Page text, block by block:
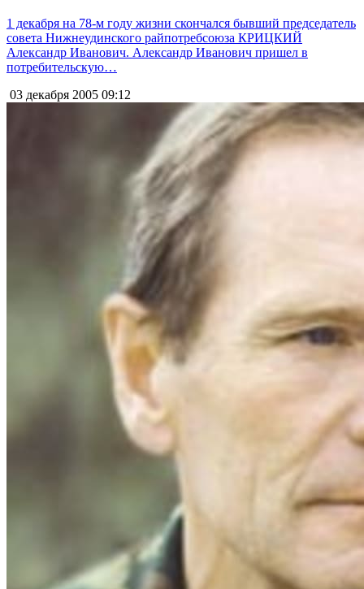
1 декабря на 78-м году жизни скончался бывший председатель
совета Нижнеудинского райпотребсоюза КРИЦКИЙ
Александр Иванович. Александр Иванович пришел в
потребительскую…
03 декабря 2005 09:12